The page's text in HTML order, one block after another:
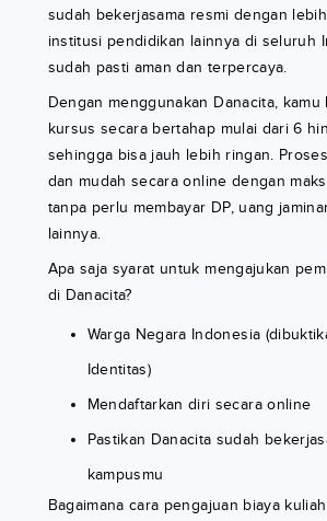
sudah bekerjasama resmi dengan
institusi pendidikan lainnya di seluruh
sudah pasti aman dan terpercaya.
Dengan menggunakan Danacita, kamu
kursus secara bertahap mulai dari 6
sehingga bisa jauh lebih ringan.
dan mudah secara online dengan
tanpa perlu membayar DP, uang
lainnya.
Apa saja syarat untuk mengajukan
di Danacita?
Warga Negara Indonesia
Identitas)
Mendaftarkan diri secara online
Pastikan Danacita sudah
kampusmu
Bagaimana cara pengajuan biaya